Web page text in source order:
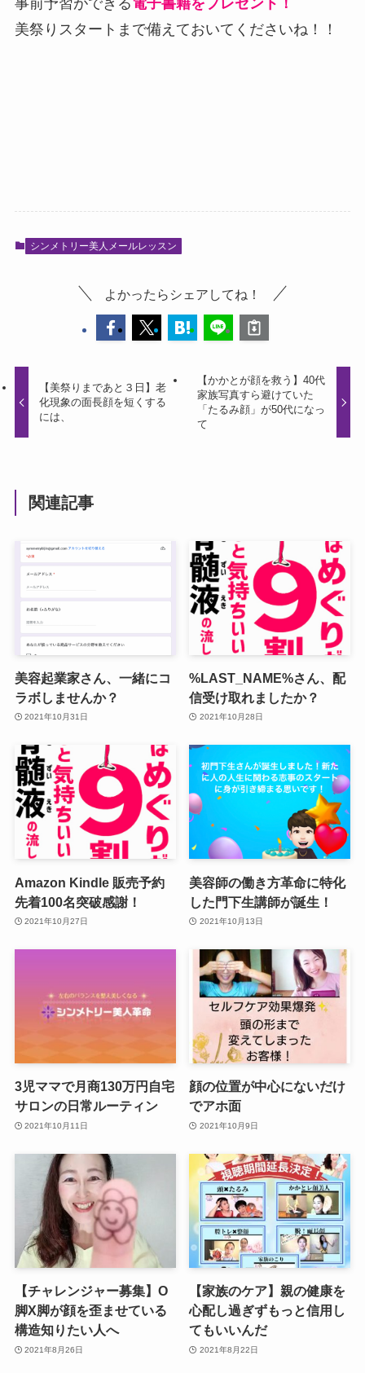
美祭りスタートまで備えておいてくださいね！！
シンメトリー美人メールレッスン
よかったらシェアしてね！
【美祭りまであと３日】老
化現象の面長顔を短くする
には、
【かかとが顔を救う】40代
家族写真すら避けていた
「たるみ顔」が50代になっ
て
関連記事
美容起業家さん、一緒にコ
ラボしませんか？
2021年10月31日
%LAST_NAME%さん、配
信受け取れましたか？
2021年10月28日
Amazon Kindle 販売予約
先着100名突破感謝！
2021年10月27日
美容師の働き方革命に特化
した門下生講師が誕生！
2021年10月13日
3児ママで月商130万円自宅
サロンの日常ルーティン
2021年10月11日
顔の位置が中心にないだけ
でアホ面
2021年10月9日
【チャレンジャー募集】O
脚X脚が顔を歪ませている
構造知りたい人へ
2021年8月26日
【家族のケア】親の健康を
心配し過ぎずもっと信用し
てもいいんだ
2021年8月22日